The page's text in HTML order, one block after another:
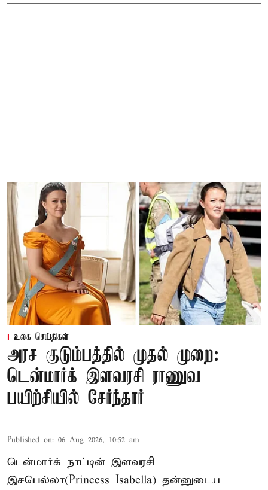
உலக செய்திகள்
அரச குடும்பத்தில் முதல் முறை:
டென்மார்க் இளவரசி ராணுவ
பயிற்சியில் சேர்ந்தார்
Published on: 06 Aug 2026, 10:52 am
டென்மார்க் நாட்டின் இளவரசி
இசபெல்லா(Princess Isabella) தன்னுடைய